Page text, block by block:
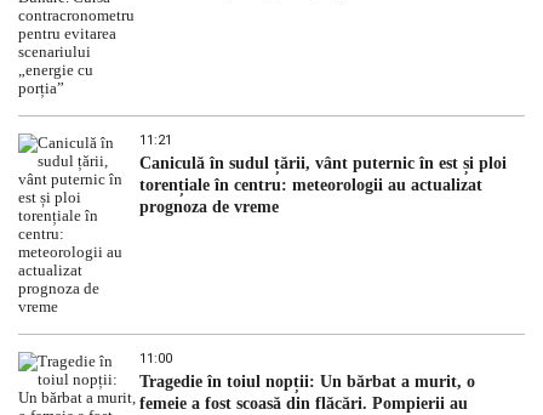
11:21
Caniculă în sudul țării, vânt puternic în est și ploi
torențiale în centru: meteorologii au actualizat
prognoza de vreme
11:00
Tragedie în toiul nopții: Un bărbat a murit, o
femeie a fost scoasă din flăcări. Pompierii au